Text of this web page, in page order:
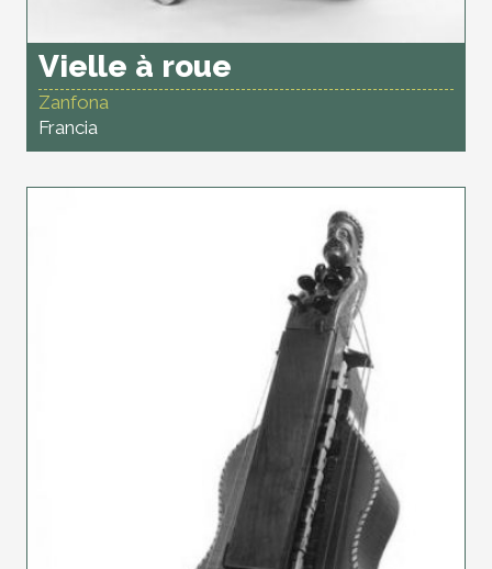
Vielle à roue
Zanfona
Francia